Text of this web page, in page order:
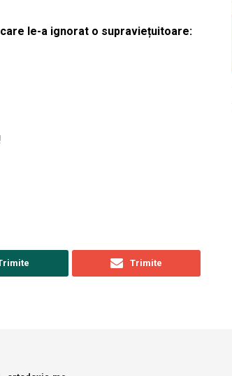
le-a ignorat o supraviețuitoare:
Trimite